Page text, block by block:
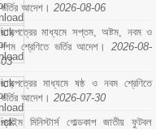
ভর্তির আদেশ। 2026-08-06
ছাড়পত্রের মাধ্যমে সপ্তম, অষ্টম, নবম ও
দশম শ্রেণিতে ভর্তির আদেশ। 2026-08-
03
ছাড়পত্রের মাধ্যমে ষষ্ঠ ও নবম শ্রেণিতে
ভর্তির আদেশ। 2026-07-30
প্রাইম মিনিস্টার্স গোল্ডকাপ জাতীয় ফুটবল